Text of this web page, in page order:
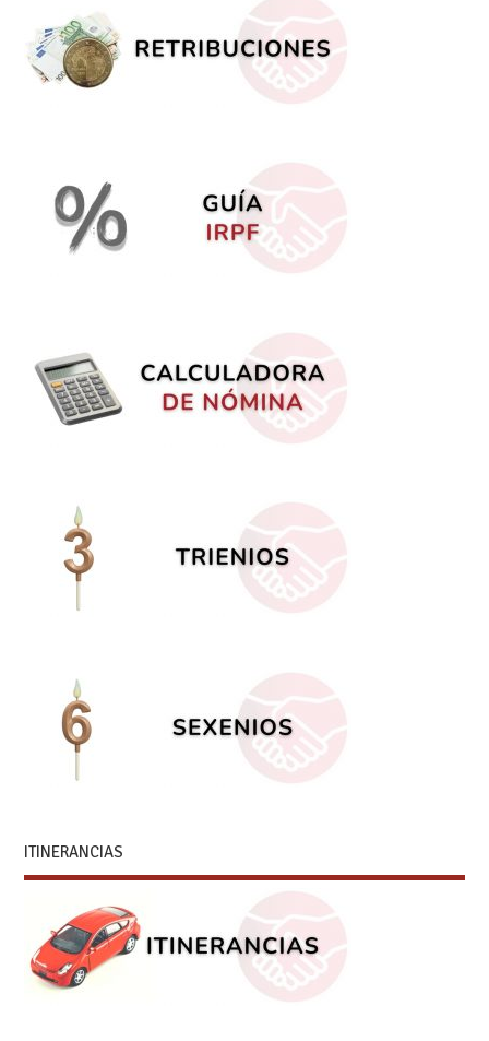
ITINERANCIAS